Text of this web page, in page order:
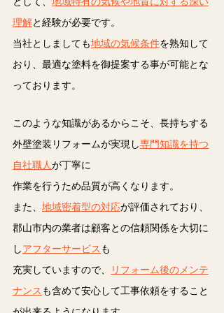
理解と経験が必要です。
当社としましても地域の気候条件を熟知して
おり、最適な塗料を御提案する事が可能とな
っております。
このような知識があるからこそ、長持ちする
外壁塗装リフォームが実現し専門知識を持つ
自社職人が丁寧に
作業を行うため品質が高くなります。
また、 地域密着型の対応が評価されており、
郡山市内の業者は顧客との信頼関係を大切に
しアフターサービス も
充実していますので、
リフォーム後のメンテ
ナンス も含めて安心して工事依頼をすること